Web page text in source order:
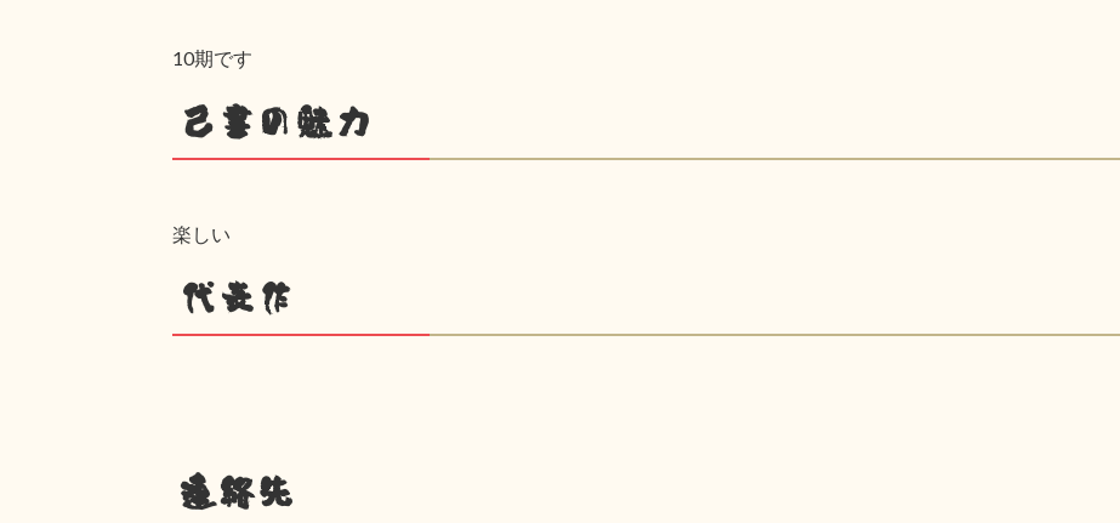
10期です
己書の魅力
楽しい
代表作
連絡先